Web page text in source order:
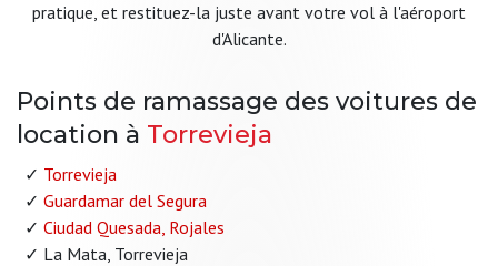
pratique, et restituez-la juste avant votre vol à l'aéroport
d'Alicante.
Points de ramassage des voitures de
location à Torrevieja
Torrevieja
Guardamar del Segura
Ciudad Quesada, Rojales
La Mata, Torrevieja